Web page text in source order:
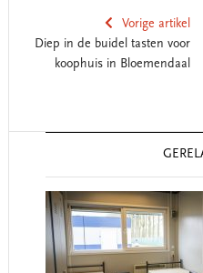
Vorige artikel
Diep in de buidel tasten voor
koophuis in Bloemendaal